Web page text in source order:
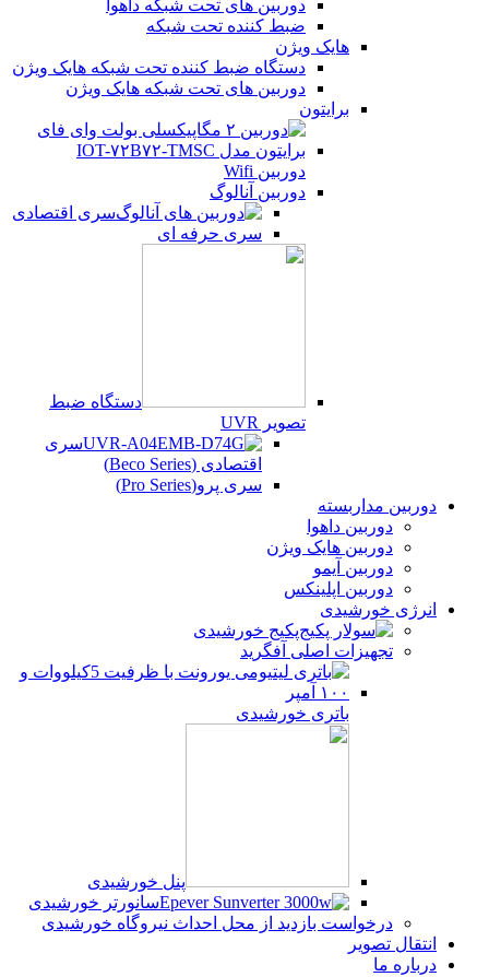
دوربین های تحت شبکه داهوا
ضبط کننده تحت شبکه
هایک ویژن
دستگاه ضبط کننده تحت شبکه هایک ویژن
دوربین های تحت شبکه هایک ویژن
برایتون
دوربین Wifi
دوربین آنالوگ
سری اقتصادی
سری حرفه ای
دستگاه ضبط
تصویر UVR
سری
اقتصادی (Beco Series)
سری پرو(Pro Series)
دوربین مداربسته
دوربین داهوا
دوربین هایک ویژن
دوربین آیمو
دوربین اپلینکس
انرژی خورشیدی
پکیج خورشیدی
تجهیزات اصلی آفگرید
باتری خورشیدی
پنل خورشیدی
سانورتر خورشیدی
درخواست بازدید از محل احداث نیروگاه خورشیدی
انتقال تصویر
درباره ما